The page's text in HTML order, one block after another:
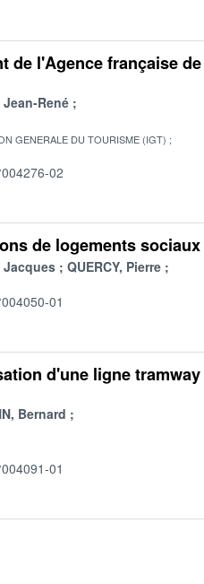
de l'Agence française de
Jean-René
GENERALE DU TOURISME (IGT)
02
de logements sociaux
Jacques QUERCY, Pierre
01
d'une ligne tramway
Bernard
01